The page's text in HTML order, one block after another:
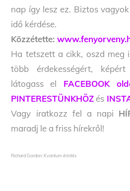
nap így lesz ez. Biztos
idő kérdése.
Közzétette:
Ha tetszett a cikk, oszd meg
több érdekességért,
látogass el FACEBOOK
PINTERESTÜNKHÖZ és
Vagy iratkozz fel a napi
maradj le a friss hírekről!
Richard Gordon: Kvantum érintés